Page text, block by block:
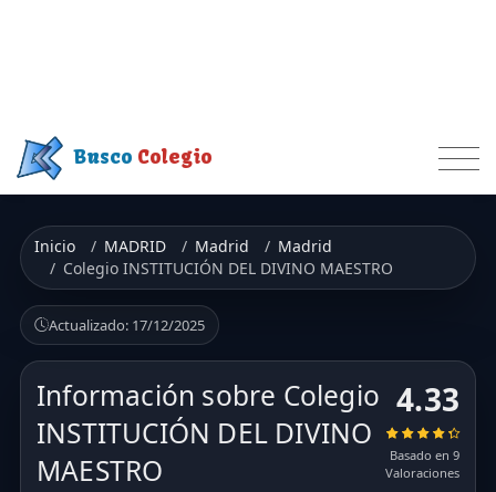
Busco Colegio
Inicio MADRID Madrid
Madrid
Colegio INSTITUCIÓN DEL DIVINO MAESTRO
Actualizado: 17/12/2025
Información sobre Colegio
INSTITUCIÓN DEL DIVINO
MAESTRO
4.33
Basado en 9
Valoraciones